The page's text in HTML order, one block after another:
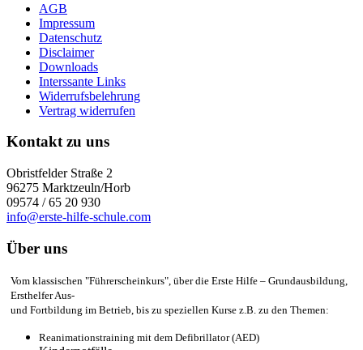
AGB
Impressum
Datenschutz
Disclaimer
Downloads
Interssante Links
Widerrufsbelehrung
Vertrag widerrufen
Kontakt zu uns
Obristfelder Straße 2
96275 Marktzeuln/Horb
09574 / 65 20 930
info@erste-hilfe-schule.com
Über uns
Vom klassischen "Führerscheinkurs", über die Erste Hilfe – Grundausbildung,
Ersthelfer Aus-
und Fortbildung im Betrieb, bis zu speziellen Kurse z.B. zu den Themen:
Reanimationstraining mit dem Defibrillator (AED)